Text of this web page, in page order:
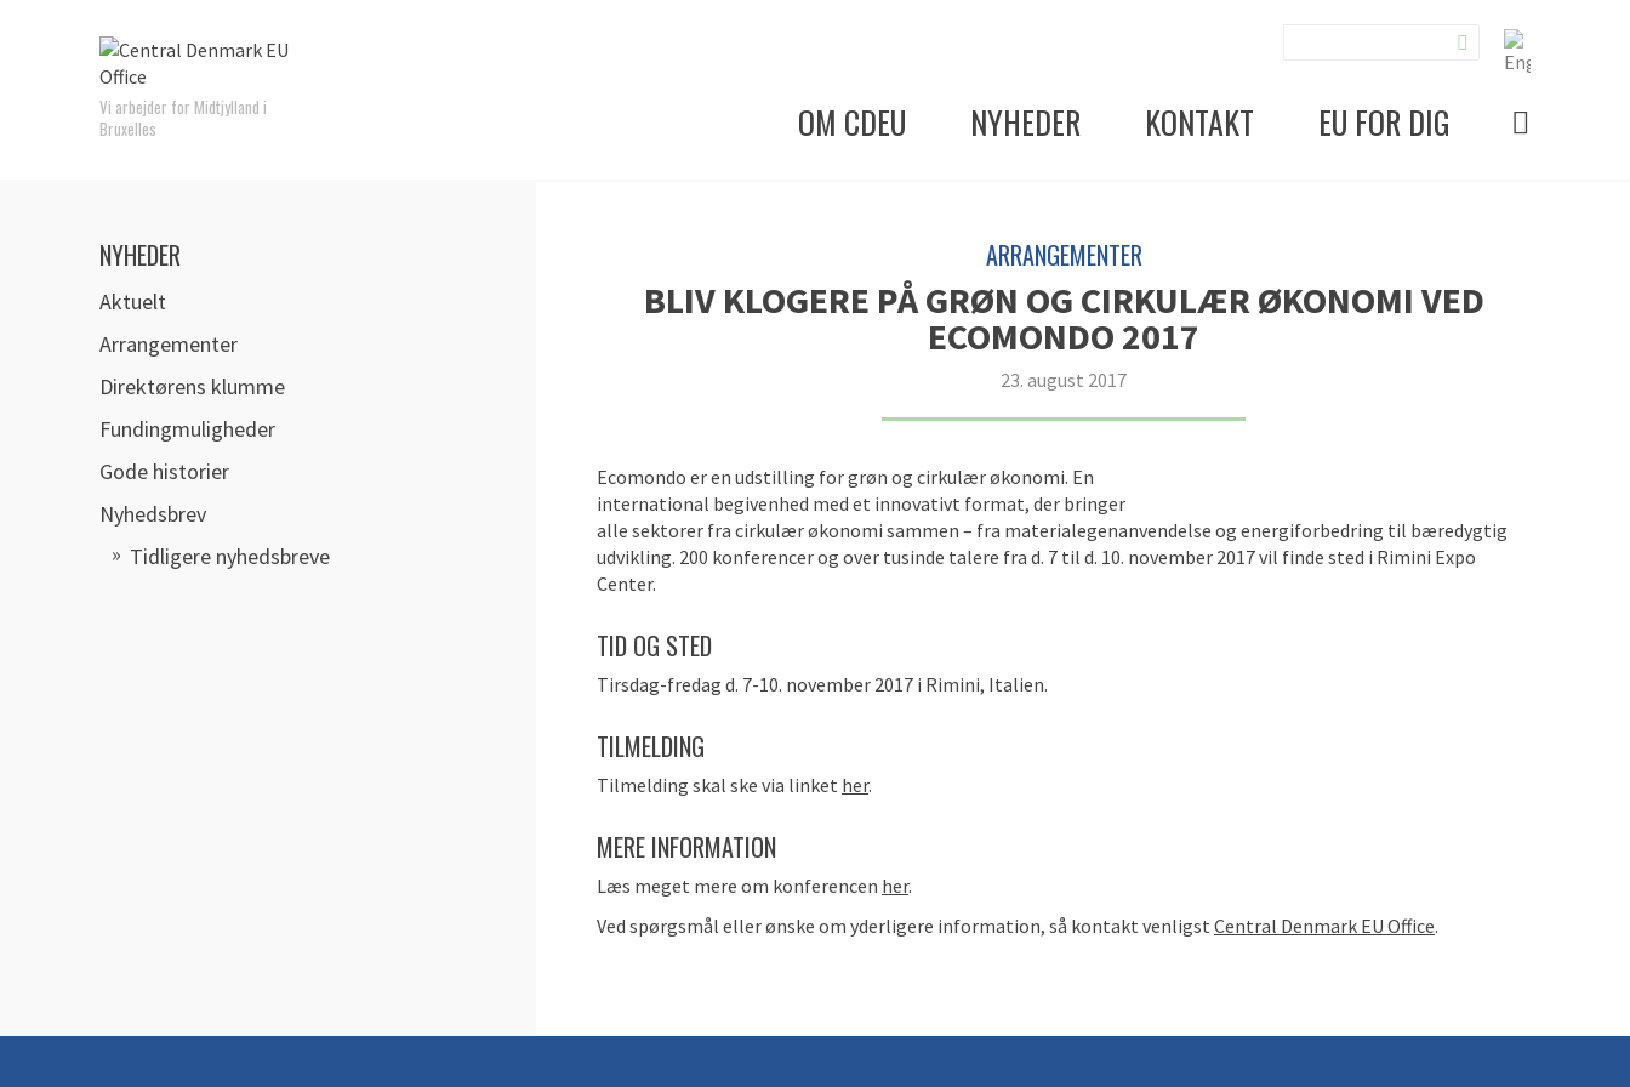
Vi arbejder for Midtjylland i
Bruxelles
OM CDEU NYHEDER KONTAKT EU FOR DIG
NYHEDER
Aktuelt
Arrangementer
Direktørens klumme
Fundingmuligheder
Gode historier
Nyhedsbrev
Tidligere nyhedsbreve
ARRANGEMENTER
BLIV KLOGERE PÅ GRØN OG CIRKULÆR ØKONOMI VED
ECOMONDO 2017
23. august 2017
Ecomondo er en udstilling for grøn og cirkulær økonomi. En
international begivenhed med et innovativt format, der bringer
alle sektorer fra cirkulær økonomi sammen – fra materialegenanvendelse og energiforbedring til bæredygtig
udvikling. 200 konferencer og over tusinde talere fra d. 7 til d. 10. november 2017 vil finde sted i Rimini Expo
Center.
TID OG STED
Tirsdag-fredag d. 7-10. november 2017 i Rimini, Italien.
TILMELDING
Tilmelding skal ske via linket her.
MERE INFORMATION
Læs meget mere om konferencen her.
Ved spørgsmål eller ønske om yderligere information, så kontakt venligst Central Denmark EU Office.